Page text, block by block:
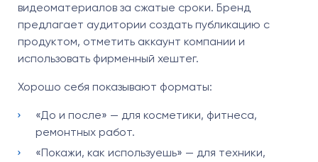
видеоматериалов за сжатые сроки. Бренд
предлагает аудитории создать публикацию с
продуктом, отметить аккаунт компании и
использовать фирменный хештег.
Хорошо себя показывают форматы:
«До и после» — для косметики, фитнеса,
ремонтных работ.
«Покажи, как используешь» — для техники,